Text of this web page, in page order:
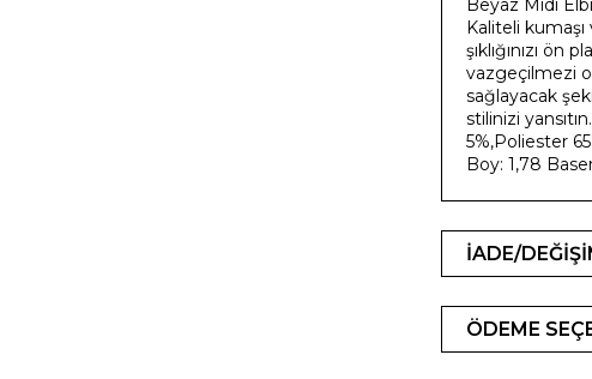
Beyaz Midi
Kaliteli kumaşı
şıklığınızı ön
vazgeçilmezi
sağlayacak
stilinizi
5%,Poliester
Boy: 1,78
İADE/
ÖDEME